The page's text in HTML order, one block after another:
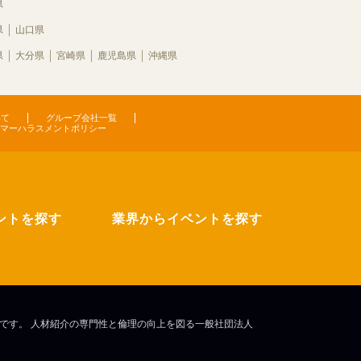
山口県
大分県 宮崎県 鹿児島県 沖縄県
グループ会社一覧
ーハラスメントポリシー
トを探す 業界からイベントを探す